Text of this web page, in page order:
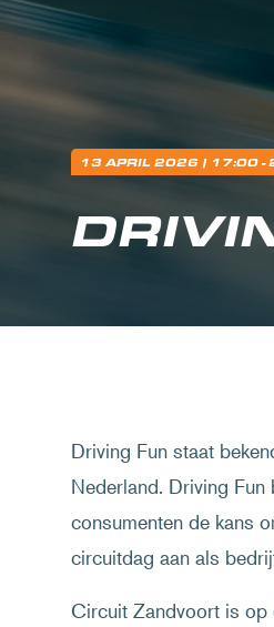
13 APRIL 2026 | 17:00 -
Driving Fun staat
Nederland. Driving
consumenten de kans
circuitdag aan als
Circuit Zandvoort is op